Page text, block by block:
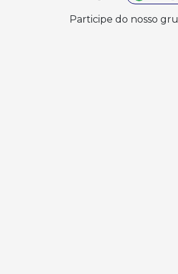
Participe do nosso